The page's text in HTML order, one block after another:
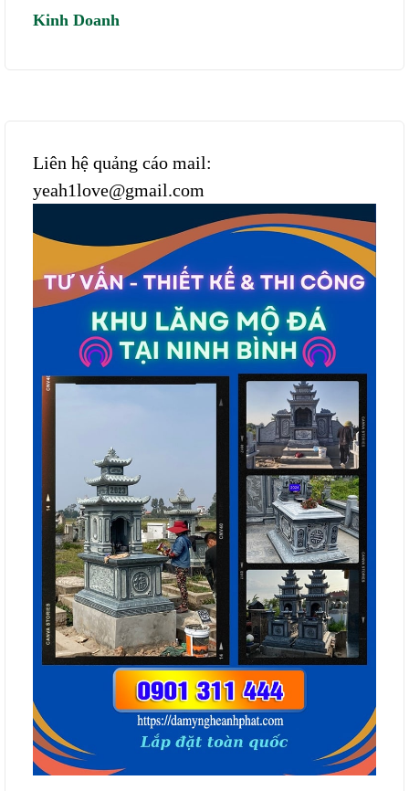
Kinh Doanh
Liên hệ quảng cáo mail:
yeah1love@gmail.com